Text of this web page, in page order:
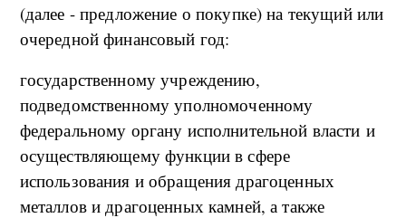
(далее - предложение о покупке) на текущий или
очередной финансовый год:
государственному учреждению,
подведомственному уполномоченному
федеральному органу исполнительной власти и
осуществляющему функции в сфере
использования и обращения драгоценных
металлов и драгоценных камней, а также